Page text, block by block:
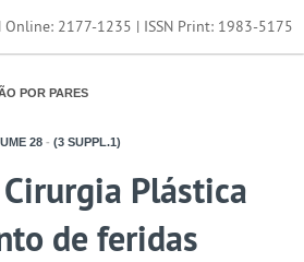
Online: 2177-1235 | ISSN Print: 1983-5175
POR PARES
28 - (3 SUPPL.1)
Plástica
de feridas